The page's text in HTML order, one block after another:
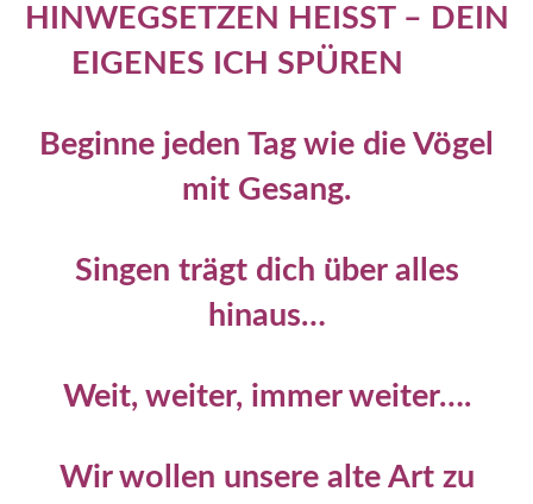
HINWEGSETZEN HEISST – DEIN
EIGENES ICH SPÜREN
Beginne jeden Tag wie die Vögel
mit Gesang.
Singen trägt dich über alles
hinaus…
Weit, weiter, immer weiter….
Wir wollen unsere alte Art zu